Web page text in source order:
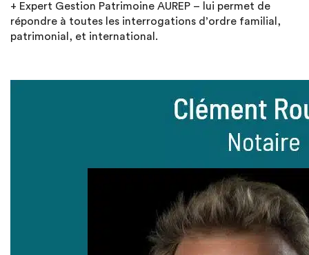
+ Expert Gestion Patrimoine AUREP – lui permet de
répondre à toutes les interrogations d’ordre familial,
patrimonial, et international.